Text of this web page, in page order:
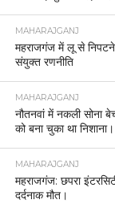
MAHARAJGANJ
महराजगंज में लू से
संयुक्त रणनीति
MAHARAJGANJ
नौतनवां में नकली सोना
को बना चुका था निशाना।
MAHARAJGANJ
महराजगंज: छपरा
दर्दनाक मौत।